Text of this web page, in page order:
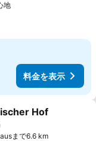
地料金を表示
料金を表示
に追加
Hof
まで6.6 km